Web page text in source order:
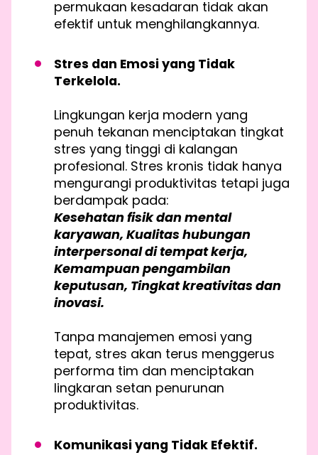
permukaan kesadaran tidak akan
efektif untuk menghilangkannya.
Stres dan Emosi yang Tidak
Terkelola.
Lingkungan kerja modern yang
penuh tekanan menciptakan tingkat
stres yang tinggi di kalangan
profesional. Stres kronis tidak hanya
mengurangi produktivitas tetapi juga
berdampak pada:
Kesehatan fisik dan mental
karyawan, Kualitas hubungan
interpersonal di tempat kerja,
Kemampuan pengambilan
keputusan, Tingkat kreativitas dan
inovasi.
Tanpa manajemen emosi yang
tepat, stres akan terus menggerus
performa tim dan menciptakan
lingkaran setan penurunan
produktivitas.
Komunikasi yang Tidak Efektif.